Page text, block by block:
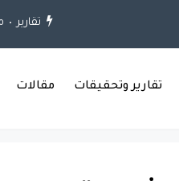
مرصد: 15 نوعاً من الكوارث واجهت العراق خلال العقود الثلاثة الماضية
تقارير وتحقيقات مقالات